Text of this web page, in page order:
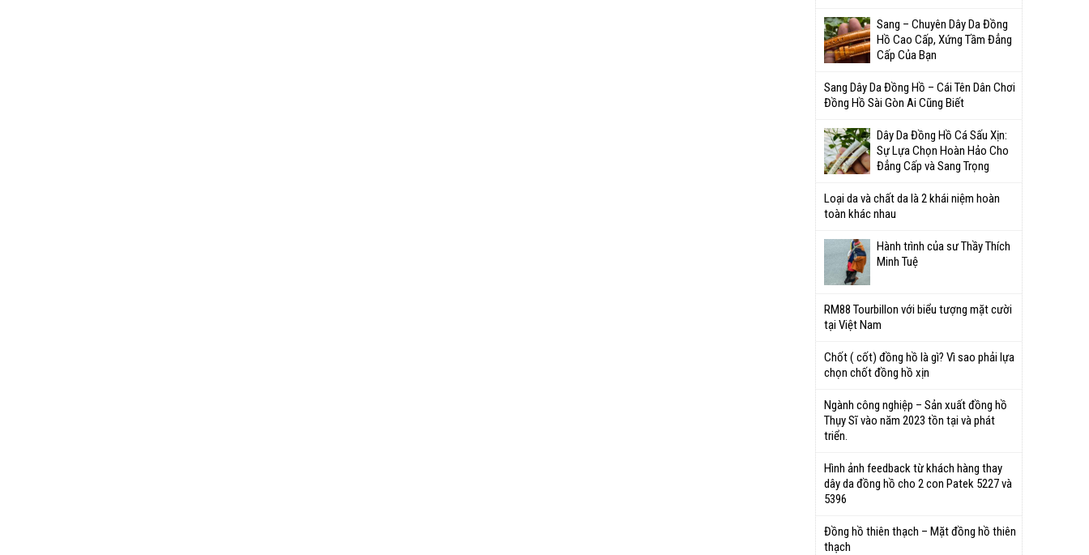
Sang – Chuyên Dây Da Đồng
Hồ Cao Cấp, Xứng Tầm Đẳng
Cấp Của Bạn
Sang Dây Da Đồng Hồ – Cái Tên Dân Chơi
Đồng Hồ Sài Gòn Ai Cũng Biết
Dây Da Đồng Hồ Cá Sấu Xịn:
Sự Lựa Chọn Hoàn Hảo Cho
Đẳng Cấp và Sang Trọng
Loại da và chất da là 2 khái niệm hoàn
toàn khác nhau
Hành trình của sư Thầy Thích
Minh Tuệ
RM88 Tourbillon với biểu tượng mặt cười
tại Việt Nam
Chốt ( cốt) đồng hồ là gì? Vì sao phải lựa
chọn chốt đồng hồ xịn
Ngành công nghiệp – Sản xuất đồng hồ
Thụy Sĩ vào năm 2023 tồn tại và phát
triển.
Hình ảnh feedback từ khách hàng thay
dây da đồng hồ cho 2 con Patek 5227 và
5396
Đồng hồ thiên thạch – Mặt đồng hồ thiên
thạch